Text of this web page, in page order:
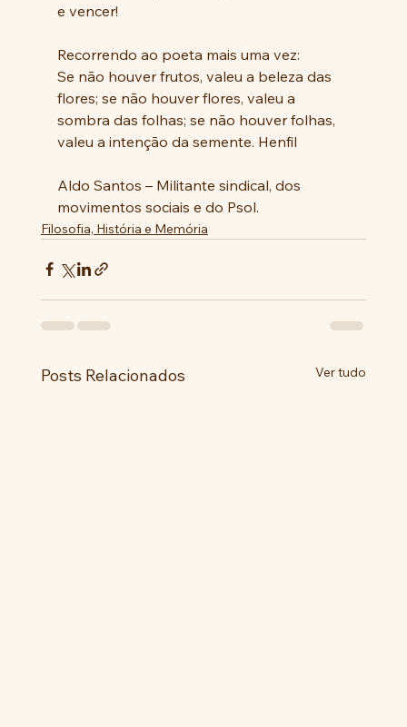
e vencer!
Recorrendo ao poeta mais uma vez:
Se não houver frutos, valeu a beleza das
flores; se não houver flores, valeu a
sombra das folhas; se não houver folhas,
valeu a intenção da semente. Henfil
Aldo Santos – Militante sindical, dos
movimentos sociais e do Psol.
Filosofia, História e Memória
Posts Relacionados Ver tudo